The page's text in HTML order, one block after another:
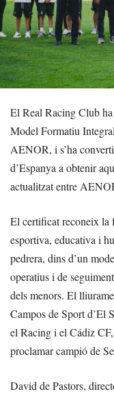
El Real Racing Club
Model Formatiu
AENOR, i s’ha
d’Espanya a obtenir
actualitzat entre
El certificat reconeix la
esportiva, educativa i
pedrera, dins d’un
operatius i de
dels menors. El
Campos de Sport d’El
el Racing i el Cádiz
proclamar campió de
David de Pastors,